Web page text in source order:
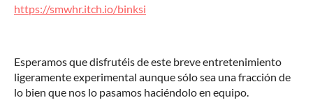
https://smwhr.itch.io/binksi
Esperamos que disfrutéis de este breve entretenimiento
ligeramente experimental aunque sólo sea una fracción de
lo bien que nos lo pasamos haciéndolo en equipo.